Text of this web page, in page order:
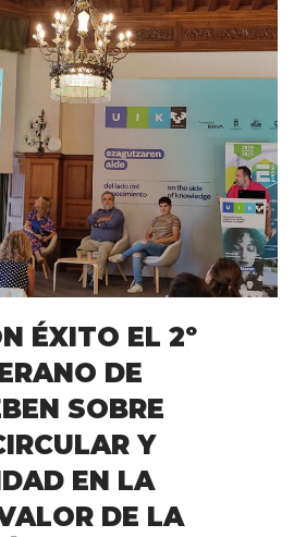
ÉXITO EL 2º
DE
SOBRE
Y
EN LA
DE LA